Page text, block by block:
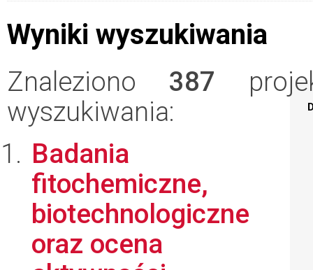
Wyniki wyszukiwania
Znaleziono 387
wyszukiwania:
Badania
fitochemiczne,
biotechnologiczne
oraz ocena